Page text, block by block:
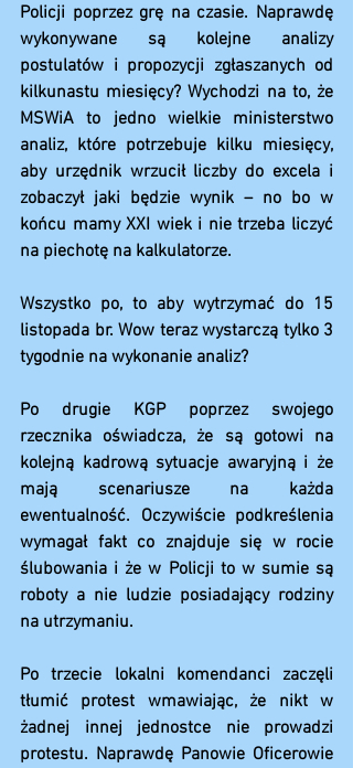
Policji poprzez grę na czasie. Naprawdę
wykonywane są kolejne analizy
postulatów i propozycji zgłaszanych od
kilkunastu miesięcy? Wychodzi na to, że
MSWiA to jedno wielkie ministerstwo
analiz, które potrzebuje kilku miesięcy,
aby urzędnik wrzucił liczby do excela i
zobaczył jaki będzie wynik – no bo w
końcu mamy XXI wiek i nie trzeba liczyć
na piechotę na kalkulatorze.
Wszystko po, to aby wytrzymać do 15
listopada br. Wow teraz wystarczą tylko 3
tygodnie na wykonanie analiz?
Po drugie KGP poprzez swojego
rzecznika oświadcza, że są gotowi na
kolejną kadrową sytuacje awaryjną i że
mają scenariusze na każda
ewentualność. Oczywiście podkreślenia
wymagał fakt co znajduje się w rocie
ślubowania i że w Policji to w sumie są
roboty a nie ludzie posiadający rodziny
na utrzymaniu.
Po trzecie lokalni komendanci zaczęli
tłumić protest wmawiając, że nikt w
żadnej innej jednostce nie prowadzi
protestu. Naprawdę Panowie Oficerowie